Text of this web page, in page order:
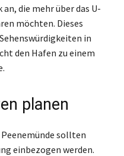
die mehr über das U-
möchten. Dieses
in
den Hafen zu einem
planen
sollten
einbezogen werden.